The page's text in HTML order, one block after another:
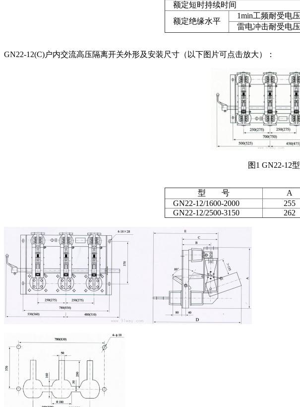
额定短时持续时间
额定绝缘水平
1min工频耐受电压
雷电冲击耐受电压
GN22-12(C)户内交流高压隔离开关外形及安装尺寸（以下图片可点击放大）：
图1 GN22-12
型 号 A
GN22-12/1600-2000
255
GN22-12/2500-3150
262